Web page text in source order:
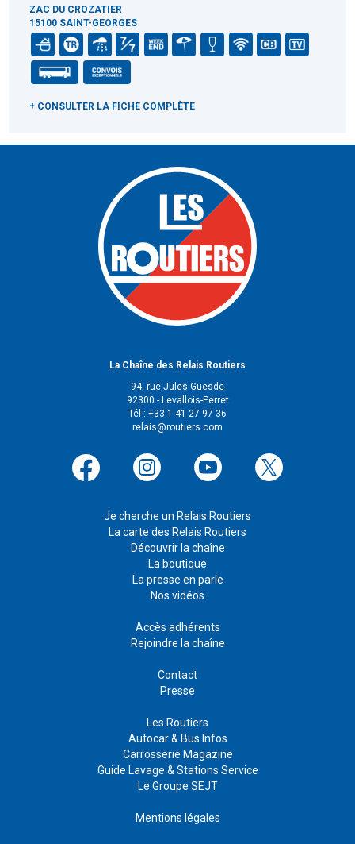
ZAC DU CROZATIER
15100 SAINT-GEORGES
+ CONSULTER LA FICHE COMPLÈTE
La Chaîne des Relais Routiers
94, rue Jules Guesde
92300 - Levallois-Perret
Tél : +33 1 41 27 97 36
relais@routiers.com
Je cherche un Relais Routiers
La carte des Relais Routiers
Découvrir la chaîne
La boutique
La presse en parle
Nos vidéos
Accès adhérents
Rejoindre la chaîne
Contact
Presse
Les Routiers
Autocar & Bus Infos
Carrosserie Magazine
Guide Lavage & Stations Service
Le Groupe SEJT
Mentions légales